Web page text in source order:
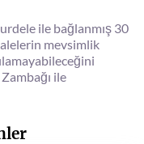
ile bağlanmış 30
mevsimlik
ile